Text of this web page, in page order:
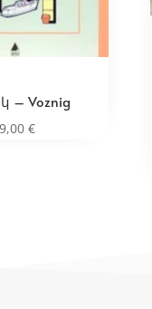
– Voznig
9,00 €